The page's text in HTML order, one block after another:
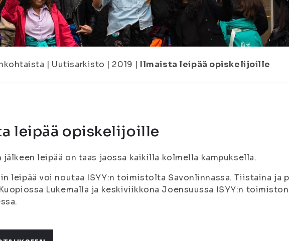
| Uutisarkisto | 2019 | Ilmaista leipää opiskelijoille
leipää opiskelijoille
jälkeen leipää on taas jaossa kaikilla kolmella kampuksella.
leipää voi noutaa ISYY:n toimistolta Savonlinnassa. Tiistaina ja
Lukemalla ja keskiviikkona Joensuussa ISYY:n